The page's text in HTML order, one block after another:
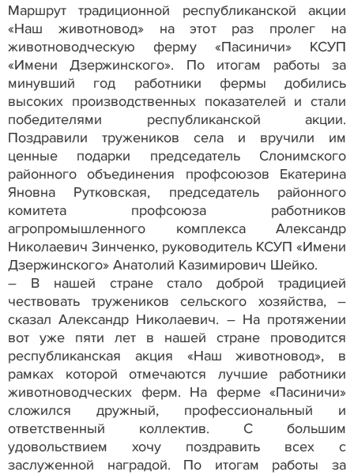
Маршрут традиционной республиканской акции
«Наш животновод» на этот раз пролег на
животноводческую ферму «Пасиничи» КСУП
«Имени Дзержинского». По итогам работы за
минувший год работники фермы добились
высоких производственных показателей и стали
победителями республиканской акции.
Поздравили тружеников села и вручили им
ценные подарки председатель Слонимского
районного объединения профсоюзов Екатерина
Яновна Рутковская, председатель районного
комитета профсоюза работников
агропромышленного комплекса Александр
Николаевич Зинченко, руководитель КСУП «Имени
Дзержинского» Анатолий Казимирович Шейко.
– В нашей стране стало доброй традицией
чествовать тружеников сельского хозяйства, –
сказал Александр Николаевич. – На протяжении
вот уже пяти лет в нашей стране проводится
республиканская акция «Наш животновод», в
рамках которой отмечаются лучшие работники
животноводческих ферм. На ферме «Пасиничи»
сложился дружный, профессиональный и
ответственный коллектив. С большим
удовольствием хочу поздравить всех с
заслуженной наградой. По итогам работы за